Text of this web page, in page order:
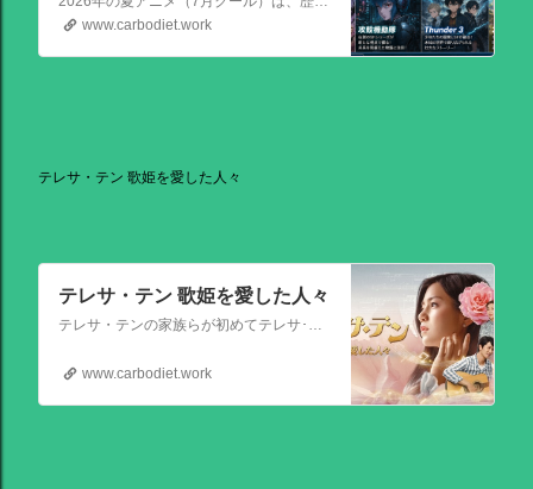
www.carbodiet.work
テレサ・テン 歌姫を愛した人々
テレサ・テン 歌姫を愛した人々
テレサ・テンの家族らが初めてテレサ･テンの伝記的物語の撮影を許可した作品。テレサ・テンの伝説的な人生を誕生から描く。彼女がいかにして歌の道に踏み出し、いかにして一代の女王となったか、そしてその過程でいかにして苦悩と困難を乗り越えたか、その物語が披露される。
www.carbodiet.work